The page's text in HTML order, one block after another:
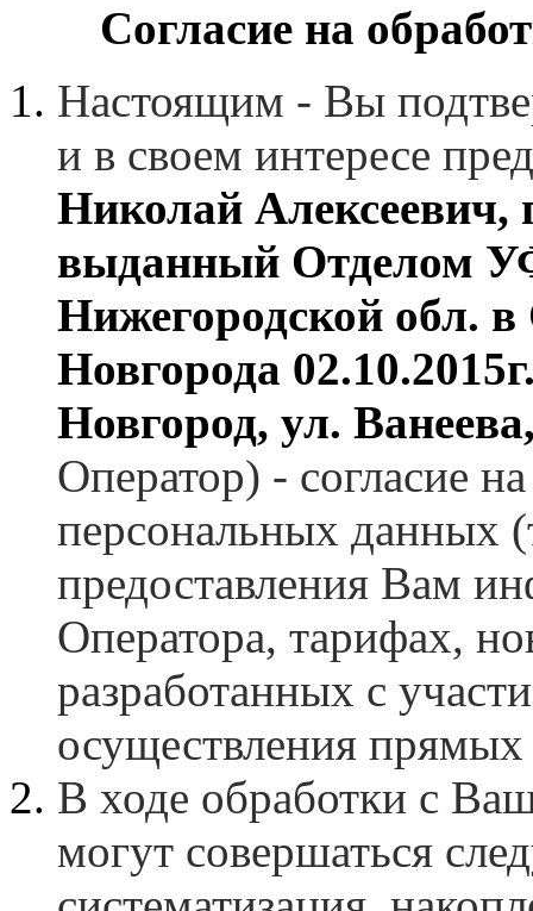
Согласие на
Настоящим - Вы
и в своем интересе
Николай Алексеевич,
выданный Отделом
Нижегородской обл.
Новгорода
Новгород, ул.
Оператор) - согласие
персональных
предоставления Вам
Оператора, тарифах,
разработанных с
осуществления
В ходе обработки c
могут совершаться